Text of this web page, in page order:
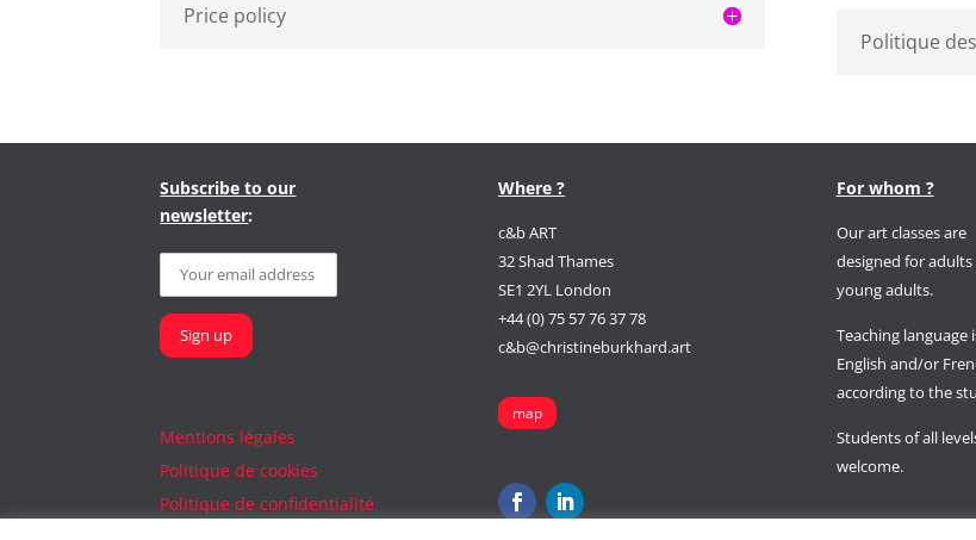
Price policy
Politique
Subscribe to our
newsletter:
Mentions légales
Politique de cookies
Politique de confidentialité
Where ?
c&b ART
32 Shad Thames
SE1 2YL London
+44 (0) 75 57 76 37 78
c&b@christineburkhard.art
map
For whom ?
Our art classes are
designed for adults
young adults.
Teaching language
English and/or
according to the
Students of all
welcome.